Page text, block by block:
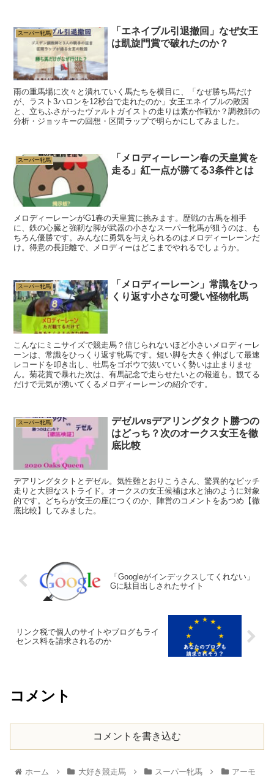
スーパー牝馬
「エネイブル引退撤回」なぜ女王
は凱旋門賞で破れたのか？
雨の重馬場に次々と潰れていく馬たちを横目に、「なぜ勝ち馬だけ
が、ラスト3ハロンを12秒台で走れたのか」女王エネイブルの敗因
と、立ちふさがったヴァルトガイストの走りは素か作戦か？調教師の
分析・ジョッキーの回想・区間ラップで明らかにしてみました。
スーパー牝馬
「メロディーレーン春の天皇賞を
走る」紅一点が勝てる3条件とは
メロディーレーンがG1春の天皇賞に挑みます。歴戦の古馬を相手
に、鉄の心臓と強靭な脚が武器の小さなスーパー牝馬が狙うのは、も
ちろん優勝です。みんなに勇気を与えられるのはメロディーレーンだ
け。得意の長距離で、メロディーはどこまでやれるでしょうか。
スーパー牝馬
「メロディーレーン」常識をひっ
くり返す小さな可愛い怪物牝馬
こんなにミニサイズで競走馬？信じられないほど小さいメロディーレ
ーンは、常識をひっくり返す牝馬です。短い脚を大きく伸ばして最速
レコードを叩き出し、牡馬をゴボウで抜いていく勢いは止まりませ
ん。菊花賞で暴れた次は、有馬記念で走らせたいとの報道も。観てる
だけで元気が湧いてくるメロディーレーンの紹介です。
スーパー牝馬
デゼルvsデアリングタクト勝つの
はどっち？次のオークス女王を徹
底比較
デアリングタクトとデゼル。気性難とおりこうさん、驚異的なピッチ
走りと大胆なストライド。オークスの女王候補は水と油のように対象
的です。どちらが女王の座につくのか、陣営のコメントをあつめ【徹
底比較】してみました。
「Googleがインデックスしてくれない」
Gに駄目出しされたサイト
リンク税で個人のサイトやブログもライ
センス料を請求されるのか
コメント
コメントを書き込む
ホーム 大好き競走馬 スーパー牝馬
アーモ